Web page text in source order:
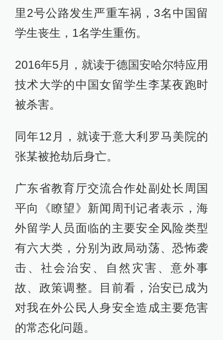
里2号公路发生严重车祸，3名中国留
学生丧生，1名学生重伤。
2016年5月，就读于德国安哈尔特应用
技术大学的中国女留学生李某夜跑时
被杀害。
同年12月，就读于意大利罗马美院的
张某被抢劫后身亡。
广东省教育厅交流合作处副处长周国
平向《瞭望》新闻周刊记者表示，海
外留学人员面临的主要安全风险类型
有六大类，分别为政局动荡、恐怖袭
击、社会治安、自然灾害、意外事
故、政策调整。目前看，治安已成为
对我在外公民人身安全造成主要危害
的常态化问题。